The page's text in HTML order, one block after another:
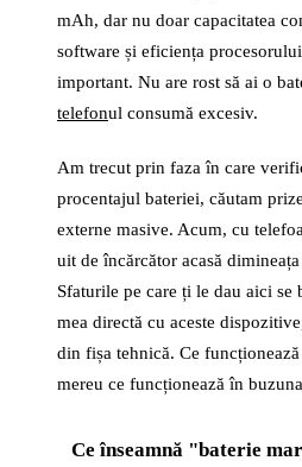
mAh, dar nu doar capacitatea
software și eficiența
important. Nu are rost să ai o
telefonul consumă excesiv.
Am trecut prin faza în care
procentajul bateriei, căutam
externe masive. Acum, cu
uit de încărcător acasă
Sfaturile pe care ți le dau aici se
mea directă cu aceste
din fișa tehnică. Ce
mereu ce funcționează în
Ce înseamnă "baterie